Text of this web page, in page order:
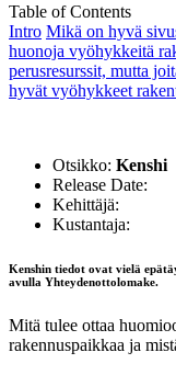
Table of Contents
Intro Mikä on hyvä
huonoja vyöhykkeitä
perusresurssit, mutta
hyvät vyöhykkeet
Otsikko: Kenshi
Release Date:
Kehittäjä:
Kustantaja:
Kenshin tiedot ovat vielä
avulla Yhteydenottolomake.
Mitä tulee ottaa
rakennuspaikkaa ja